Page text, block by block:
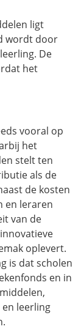
ligt
wordt door
De
het
vooral op
het
stelt ten
als de
de kosten
en leraren
van de
oplevert.
is dat scholen
en in
leerling